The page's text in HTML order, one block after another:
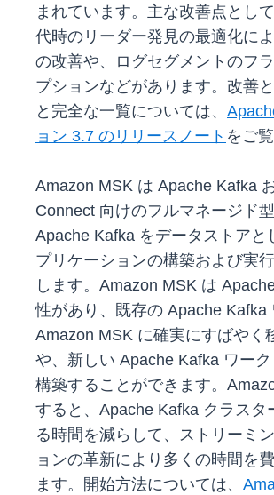
まれています。主な改善点とし
代時のリーダー発見の最適化に
の改善や、ログセグメントのフ
プションなどがあります。改善
と完全な一覧については、
ョン 3.7 のリリースノート をご
Amazon MSK は Apache Kafka
Connect 向けのフルマネージド
Apache Kafka をデータストアと
プリケーションの構築および実
します。Amazon MSK は
性があり、既存の Apache Kafka
Amazon MSK に確実にすばやく
や、新しい Apache Kafka ワー
構築することができます。
すると、Apache Kafka クラスタ
る時間を減らして、ストリーミ
ョンの革新により多くの時間を
ます。開始方法については、